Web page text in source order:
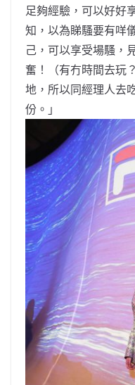
足夠經驗，可以好好
知，以為睇騷要有咩
己，可以享受場騷，
奮！（有冇時間去玩
地，所以同經理人去
份。」